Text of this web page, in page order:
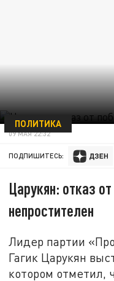
ПОЛИТИКА
09 МАЯ 22:32
ПОДПИШИТЕСЬ:
Царукян: отказ
непростителен
Лидер партии
Гагик Царукян
котором отметил,